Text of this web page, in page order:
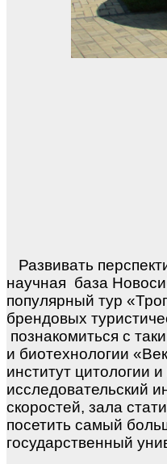
Развивать
научная база
популярный тур
брендовых
познакомиться с
и биотехнологии
институт цитологии
исследовательский
скоростей, зала
посетить самый
государственный